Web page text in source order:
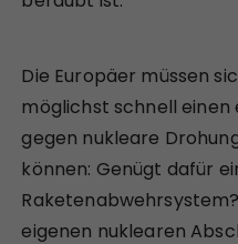
Die Europäer müssen
möglichst schnell einen
gegen nukleare
können: Genügt dafür
eigenen nuklearen